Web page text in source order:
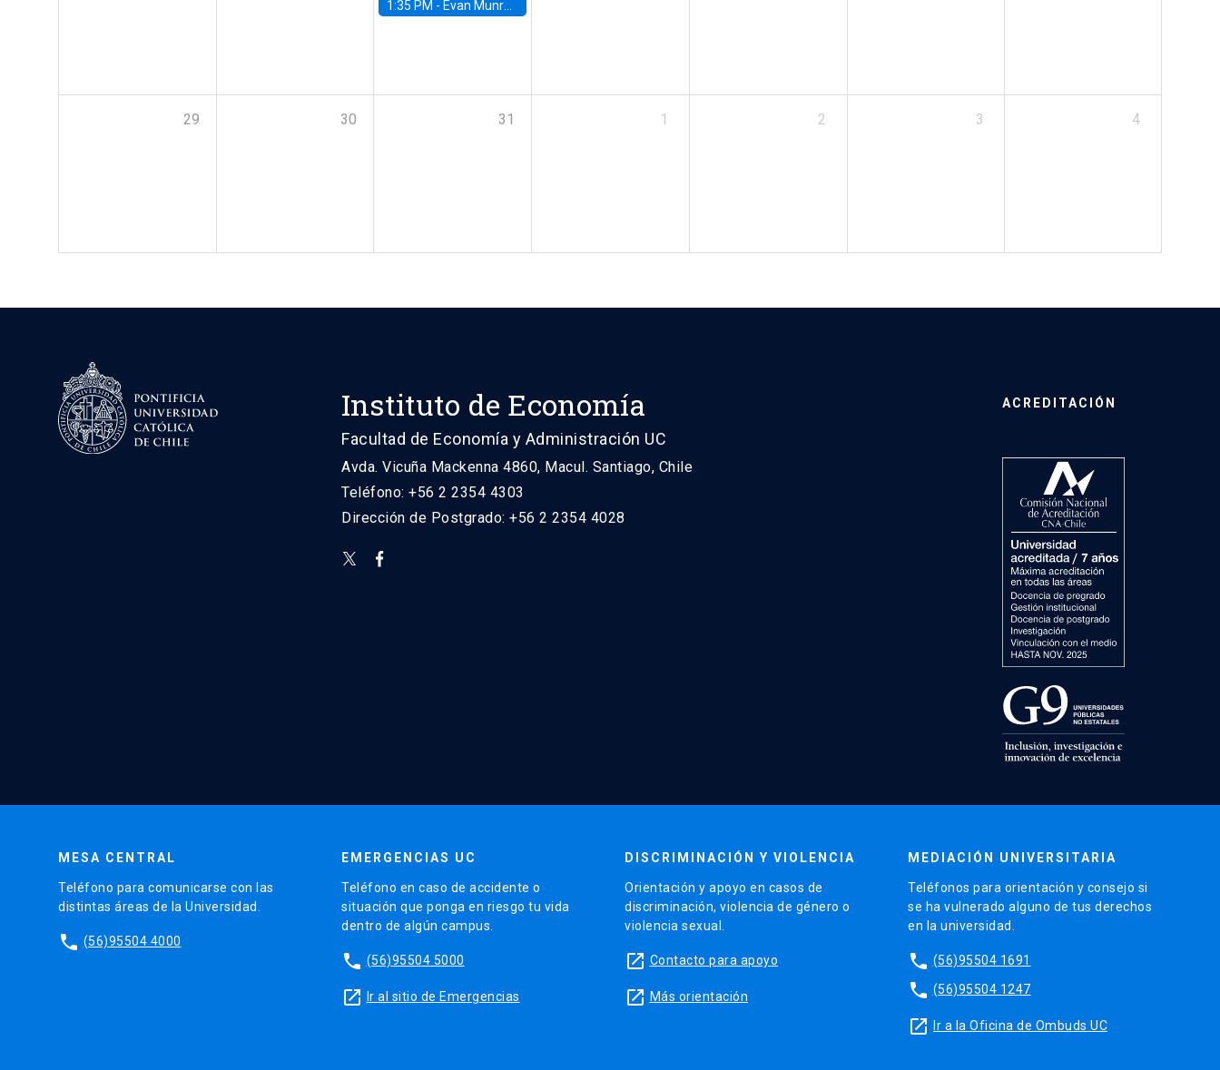
1:35 PM - Evan Munro, Neyman Visiting Assistant Professor in the Department of Statistics at UC Berkeley
29 30 31 1 2 3 4
Instituto de Economía
Facultad de Economía y Administración UC
Avda. Vicuña Mackenna 4860, Macul. Santiago, Chile
Teléfono: +56 2 2354 4303
Dirección de Postgrado: +56 2 2354 4028
ACREDITACIÓN
MESA CENTRAL
Teléfono para comunicarse con las
distintas áreas de la Universidad.
phone (56)95504 4000
EMERGENCIAS UC
Teléfono en caso de accidente o
situación que ponga en riesgo tu vida
dentro de algún campus.
phone (56)95504 5000
launch Ir al sitio de Emergencias
DISCRIMINACIÓN Y VIOLENCIA
Orientación y apoyo en casos de
discriminación, violencia de género o
violencia sexual.
launch Contacto para apoyo
launch Más orientación
MEDIACIÓN UNIVERSITARIA
Teléfonos para orientación y consejo si
se ha vulnerado alguno de tus derechos
en la universidad.
phone (56)95504 1691
phone (56)95504 1247
launch Ir a la Oficina de Ombuds UC